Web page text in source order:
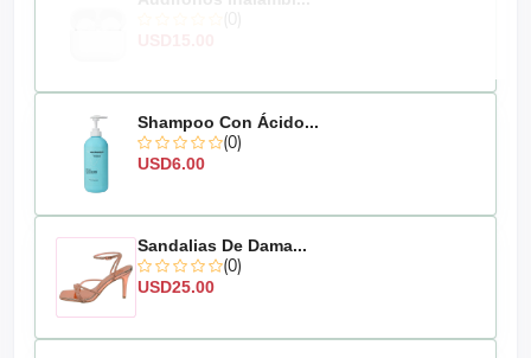
Shampoo Con Ácido...
(0)
USD6.00
Sandalias De Dama...
(0)
USD25.00